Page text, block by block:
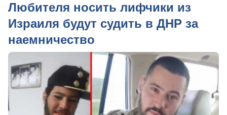
Любителя носить лифчики из
Израиля будут судить в ДНР за
наемничество